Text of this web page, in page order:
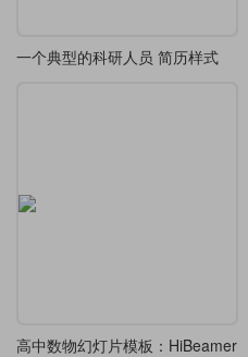
一个典型的科研人员 简历样式
高中数物幻灯片模板：HiBeamer